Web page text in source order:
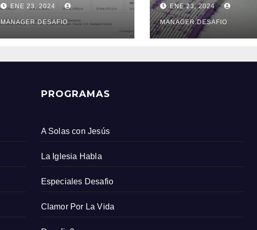
antes que el
Servicio Geológico
Colombiano
ENE 23, 2024
MANAGER.DESAFIO
de Xinjiang
ENE 23, 2024
MANAGER.DESAFIO
PROGRAMAS
A Solas con Jesús
La Iglesia Habla
Especiales Desafio
Clamor Por La Vida